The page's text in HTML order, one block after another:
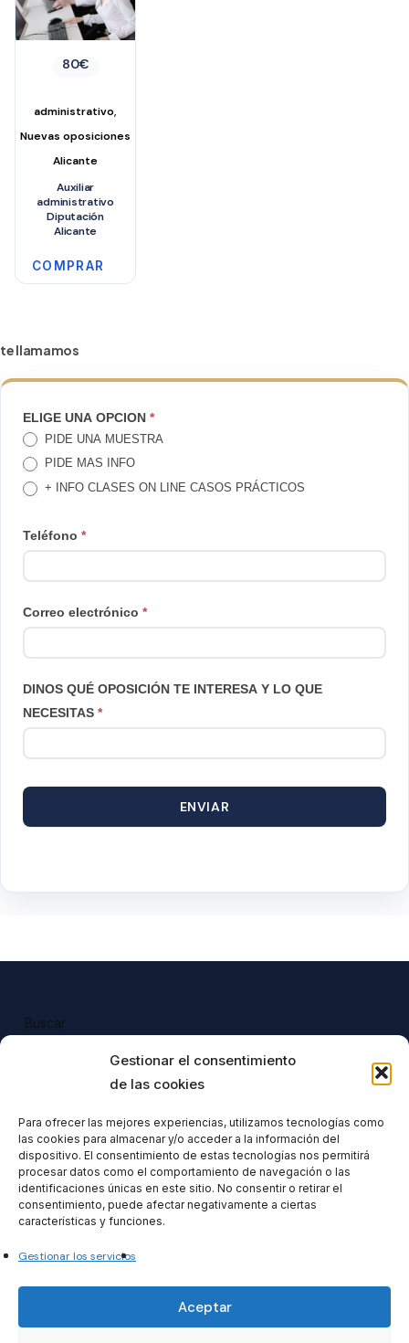
Gestionar el consentimiento
de las cookies
Para ofrecer las mejores experiencias, utilizamos tecnologías como
las cookies para almacenar y/o acceder a la información del
dispositivo. El consentimiento de estas tecnologías nos permitirá
procesar datos como el comportamiento de navegación o las
identificaciones únicas en este sitio. No consentir o retirar el
consentimiento, puede afectar negativamente a ciertas
características y funciones.
Gestionar los servicios
Aceptar
80€
administrativo,
Nuevas oposiciones
Alicante
Auxiliar
administrativo
Diputación
Alicante
COMPRAR
te llamamos
TE
LLAMAMOS
ELIGE UNA OPCION *
PIDE UNA MUESTRA
PIDE MAS INFO
+ INFO CLASES ON LINE CASOS PRÁCTICOS
Teléfono *
Correo electrónico *
DINOS QUÉ OPOSICIÓN TE INTERESA Y LO QUE
NECESITAS *
ENVIAR
Buscar
Todos nuestros productos tienen
incluido el IVA en su precio.